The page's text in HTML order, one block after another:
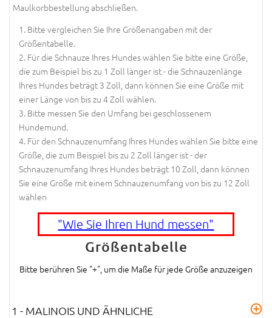
Maulkorbbestellung abschließen.
Bitte vergleichen Sie Ihre Größenangaben mit der
Größentabelle.
Für die Schnauze Ihres Hundes wählen Sie bitte eine Größe,
die zum Beispiel bis zu 1 Zoll länger ist - die Schnauzenlänge
Ihres Hundes beträgt 3 Zoll, dann können Sie eine Größe mit
einer Länge von bis zu 4 Zoll wählen.
Bitte messen Sie den Umfang bei geschlossenem
Hundemund.
Für den Schnauzenumfang Ihres Hundes wählen Sie bitte eine
Größe, die zum Beispiel bis zu 2 Zoll länger ist - der
Schnauzenumfang Ihres Hundes beträgt 10 Zoll, dann können
Sie eine Größe mit einem Schnauzenumfang von bis zu 12 Zoll
wählen
"Wie Sie Ihren Hund messen"
Größentabelle
Bitte berühren Sie "+", um die Maße für jede Größe anzuzeigen
1 - MALINOIS UND ÄHNLICHE